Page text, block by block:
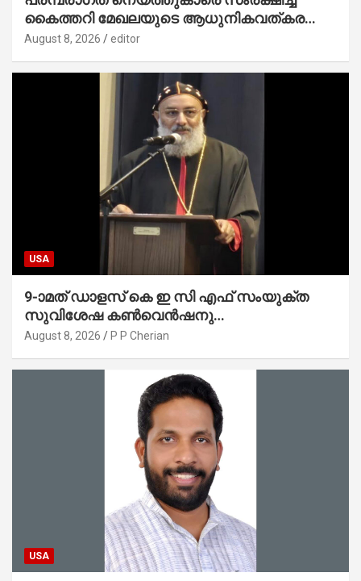
കൈത്തറി മേഖലയുടെ ആധുനികവത്കരണം
സാധ്യമാക്കും : ഡെപ്യൂട്ടി സ്പീക്കർ
August 8, 2026 editor
USA
9-ാമത് ഡാളസ് കെ ഇ സി എഫ് സംയുക്ത
സുവിശേഷ കൺവെൻഷനു
പ്രാർത്ഥനാനിർഭരമായ തുടക്കം
August 8, 2026 P P Cherian
USA